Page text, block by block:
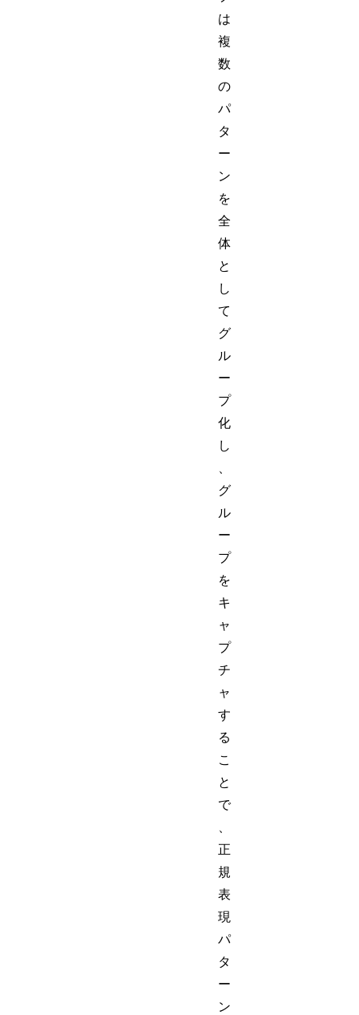
は
複
数
の
パ
タ
ー
ン
を
全
体
と
し
て
グ
ル
ー
プ
化
し
グ
ル
ー
プ
を
キ
ャ
プ
チ
ャ
す
る
こ
と
で
正
規
表
現
パ
タ
ー
ン